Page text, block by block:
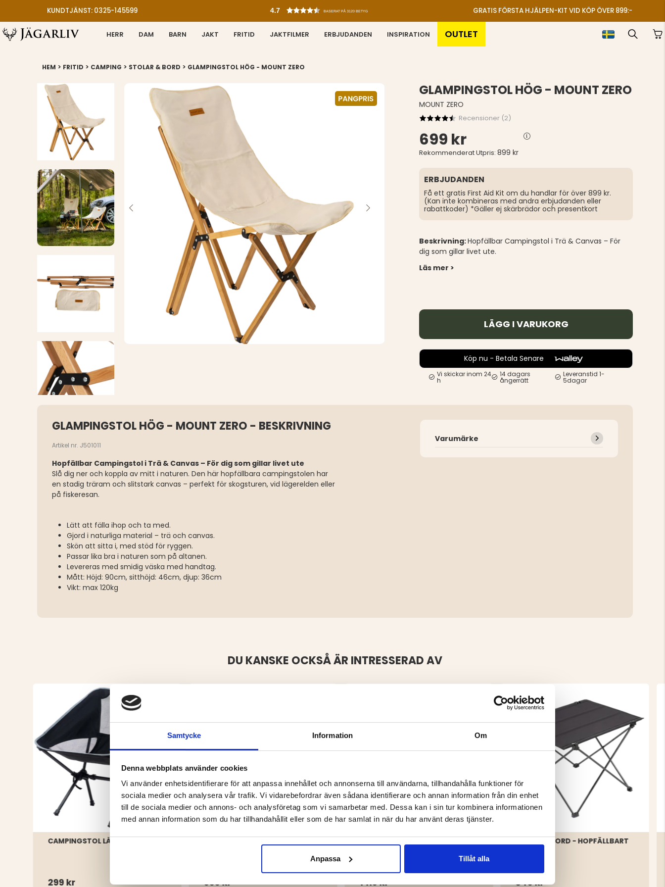
Samtycke Information Om
Denna webbplats använder cookies
Vi använder enhetsidentifierare för att anpassa innehållet och annonserna till användarna, tillhandahålla funktioner för
sociala medier och analysera vår trafik. Vi vidarebefordrar även sådana identifierare och annan information från din enhet
till de sociala medier och annons- och analysföretag som vi samarbetar med. Dessa kan i sin tur kombinera informationen
med annan information som du har tillhandahållit eller som de har samlat in när du har använt deras tjänster.
Anpassa Tillåt alla
KUNDTJÄNST: 0325-145599 4.7 BASERAT PÅ 3120 BETYG GRATIS FÖRSTA HJÄLPEN-KIT VID KÖP ÖVER 899:-
HERR DAM BARN JAKT FRITID JAKTFILMER ERBJUDANDEN INSPIRATION OUTLET
HEM > FRITID > CAMPING > STOLAR & BORD > GLAMPINGSTOL HÖG - MOUNT ZERO
GLAMPINGSTOL HÖG - MOUNT ZERO
MOUNT ZERO
Recensioner (2)
699 kr
Rekommenderat Utpris:899 kr
ERBJUDANDEN
Få ett gratis First Aid Kit om du handlar för över 899 kr.
(Kan inte kombineras med andra erbjudanden eller
rabattkoder) *Gäller ej skärbrädor och presentkort
Beskrivning:Hopfällbar Campingstol i Trä & Canvas – För
dig som gillar livet ute.
Läs mer >
LÄGG I VARUKORG
Köp nu - Betala Senare
Vi skickar inom 24
h
14 dagars
ångerrätt
Leveranstid 1-
5dagar
GLAMPINGSTOL HÖG - MOUNT ZERO - BESKRIVNING
Artikel nr. J501011
Hopfällbar Campingstol i Trä & Canvas – För dig som gillar livet ute
Slå dig ner och koppla av mitt i naturen. Den här hopfällbara campingstolen har
en stadig träram och slitstark canvas – perfekt för skogsturen, vid lägerelden eller
på fiskeresan.
Lätt att fälla ihop och ta med.
Gjord i naturliga material – trä och canvas.
Skön att sitta i, med stöd för ryggen.
Passar lika bra i naturen som på altanen.
Levereras med smidig väska med handtag.
Mått: Höjd: 90cm, sitthöjd: 46cm, djup: 36cm
Vikt: max 120kg
Varumärke
DU KANSKE OCKSÅ ÄR INTRESSERAD AV
CAMPINGSTOL LÅG
299 kr 999 kr 1 119 kr
CAMPINGBORD - HOPFÄLLBART
349 kr